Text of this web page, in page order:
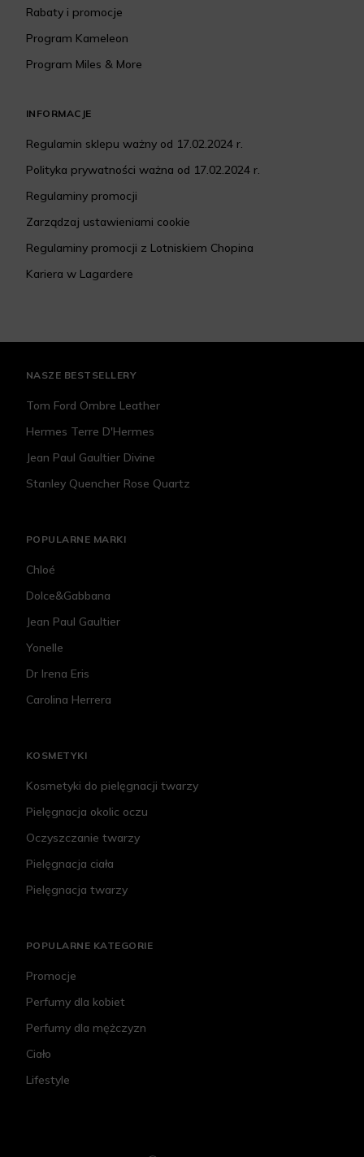
Rabaty i promocje
Program Kameleon
Program Miles & More
INFORMACJE
Regulamin sklepu ważny od 17.02.2024 r.
Polityka prywatności ważna od 17.02.2024 r.
Regulaminy promocji
Zarządzaj ustawieniami cookie
Regulaminy promocji z Lotniskiem Chopina
Kariera w Lagardere
NASZE BESTSELLERY
Tom Ford Ombre Leather
Hermes Terre D'Hermes
Jean Paul Gaultier Divine
Stanley Quencher Rose Quartz
POPULARNE MARKI
Chloé
Dolce&Gabbana
Jean Paul Gaultier
Yonelle
Dr Irena Eris
Carolina Herrera
KOSMETYKI
Kosmetyki do pielęgnacji twarzy
Pielęgnacja okolic oczu
Oczyszczanie twarzy
Pielęgnacja ciała
Pielęgnacja twarzy
POPULARNE KATEGORIE
Promocje
Perfumy dla kobiet
Perfumy dla mężczyzn
Ciało
Lifestyle